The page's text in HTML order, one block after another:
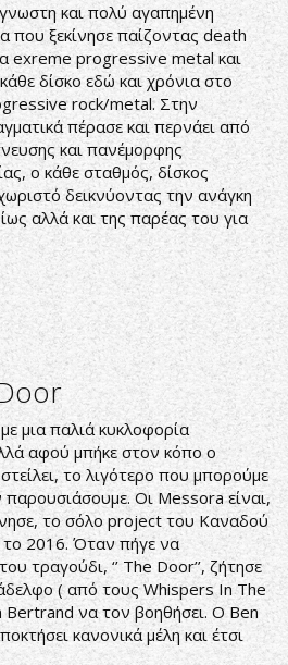
και πολύ αγαπημένη
που ξεκίνησε παίζοντας death
exreme progressive metal και
δίσκο εδώ και χρόνια στο
rock/metal. Στην
πέρασε και περνάει από
και πανέμορφης
ο κάθε σταθμός, δίσκος
δεικνύοντας την ανάγκη
αλλά και της παρέας του για
μια παλιά κυκλοφορία
αφού μπήκε στον κόπο ο
το λιγότερο που μπορούμε
παρουσιάσουμε. Οι Messora είναι,
το σόλο project του Καναδού
το 2016. Όταν πήγε να
τραγούδι, ‘’ The Door’’, ζήτησε
( από τους Whispers In The
Bertrand να τον βοηθήσει. Ο Ben
κανονικά μέλη και έτσι